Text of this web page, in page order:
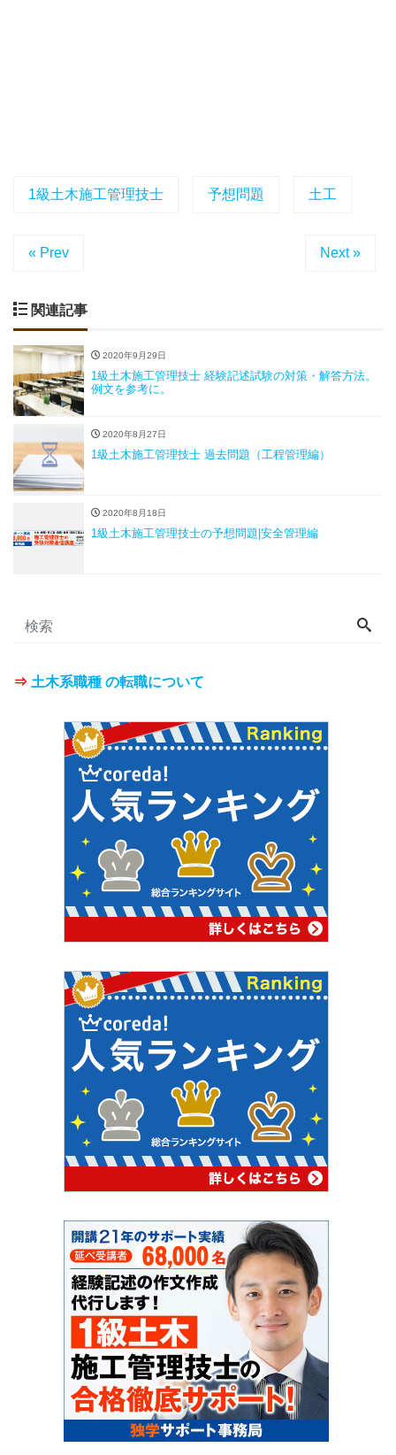
1級土木施工管理技士 予想問題 土工
« Prev Next »
関連記事
2020年9月29日
1級土木施工管理技士 経験記述試験の対策・解答方法。
例文を参考に。
2020年8月27日
1級土木施工管理技士 過去問題（工程管理編）
2020年8月18日
1級土木施工管理技士の予想問題|安全管理編
⇒ 土木系職種 の転職について